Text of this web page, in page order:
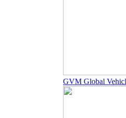
GVM Global